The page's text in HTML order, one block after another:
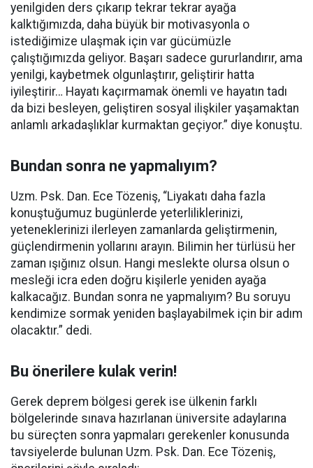
yenilgiden ders çıkarıp tekrar tekrar ayağa
kalktığımızda, daha büyük bir motivasyonla o
istediğimize ulaşmak için var gücümüzle
çalıştığımızda geliyor. Başarı sadece gururlandırır, ama
yenilgi, kaybetmek olgunlaştırır, geliştirir hatta
iyileştirir… Hayatı kaçırmamak önemli ve hayatın tadı
da bizi besleyen, geliştiren sosyal ilişkiler yaşamaktan
anlamlı arkadaşlıklar kurmaktan geçiyor.” diye konuştu.
Bundan sonra ne yapmalıyım?
Uzm. Psk. Dan. Ece Tözeniş, “Liyakatı daha fazla
konuştuğumuz bugünlerde yeterliliklerinizi,
yeteneklerinizi ilerleyen zamanlarda geliştirmenin,
güçlendirmenin yollarını arayın. Bilimin her türlüsü her
zaman ışığınız olsun. Hangi meslekte olursa olsun o
mesleği icra eden doğru kişilerle yeniden ayağa
kalkacağız. Bundan sonra ne yapmalıyım? Bu soruyu
kendimize sormak yeniden başlayabilmek için bir adım
olacaktır.” dedi.
Bu önerilere kulak verin!
Gerek deprem bölgesi gerek ise ülkenin farklı
bölgelerinde sınava hazırlanan üniversite adaylarına
bu süreçten sonra yapmaları gerekenler konusunda
tavsiyelerde bulunan Uzm. Psk. Dan. Ece Tözeniş,